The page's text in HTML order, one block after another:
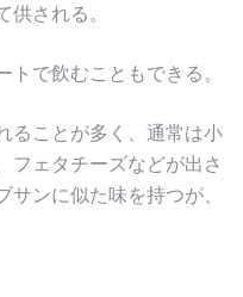
される。
で飲むこともできる。
ることが多く、通常は小
フェタチーズなどが出さ
ンに似た味を持つが、